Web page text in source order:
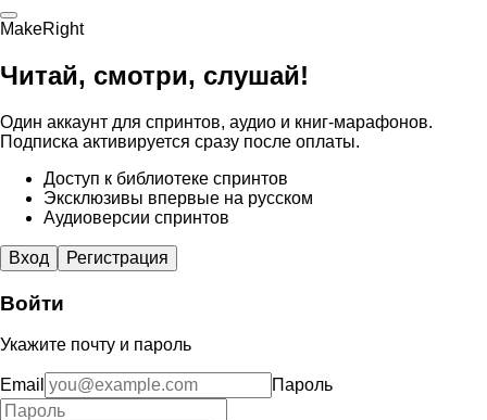
MakeRight
Читай, смотри, слушай!
Один аккаунт для спринтов, аудио и книг-марафонов.
Подписка активируется сразу после оплаты.
Доступ к библиотеке спринтов
Эксклюзивы впервые на русском
Аудиоверсии спринтов
Вход Регистрация
Войти
Укажите почту и пароль
Email Пароль